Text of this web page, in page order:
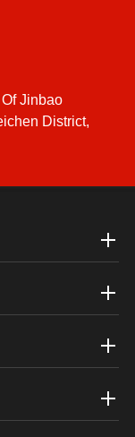
Jinbao
District,